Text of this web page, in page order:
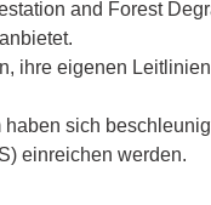
and Forest
ihre eigenen
sich
einreichen werden.